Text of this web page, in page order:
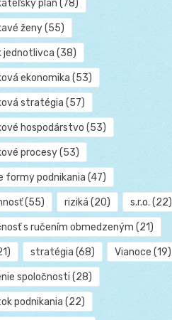
plán (78)
ženy(55)
jednotlivca (38)
ekonomika (53)
stratégia (57)
hospodárstvo (53)
procesy(53)
formy podnikania (47)
(55) riziká (20) s.r.o. (22)
s ručením obmedzeným (21)
stratégia (68) Vianoce (19)
spoločnosti (28)
podnikania (22)